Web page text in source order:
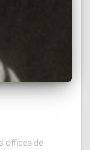
offices de